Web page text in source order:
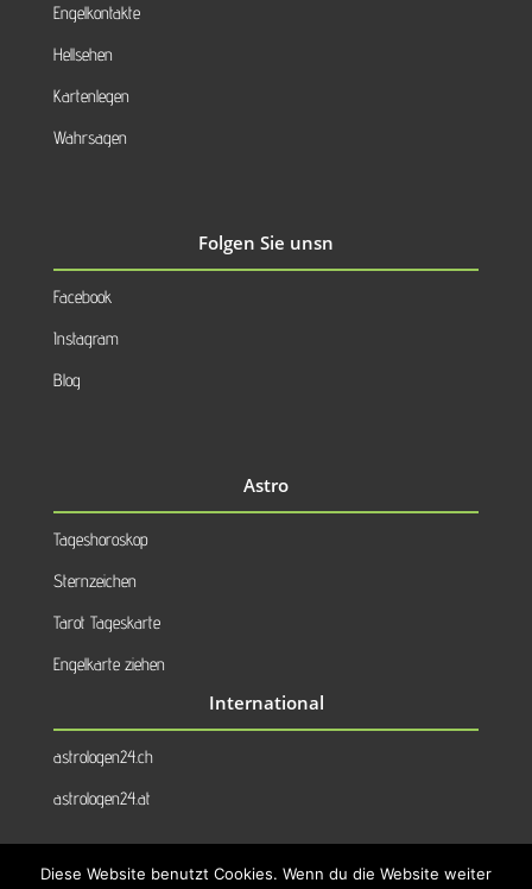
Engelkontakte
Hellsehen
Kartenlegen
Wahrsagen
Folgen Sie unsn
Facebook
Instagram
Blog
Astro
Tageshoroskop
Sternzeichen
Tarot Tageskarte
Engelkarte ziehen
International
astrologen24.ch
astrologen24.at
Diese Website benutzt Cookies. Wenn du die Website weiter